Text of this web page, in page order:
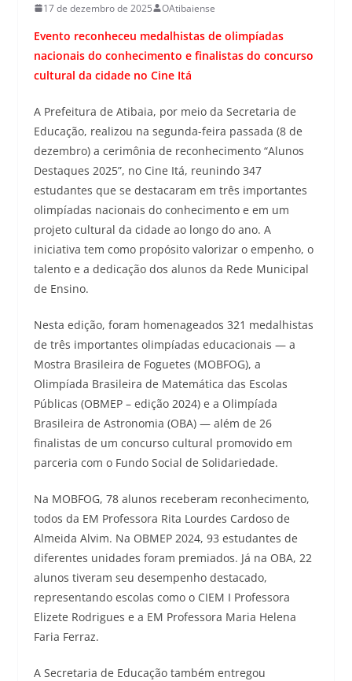
17 de dezembro de 2025 OAtibaiense
Evento reconheceu medalhistas de olimpíadas
nacionais do conhecimento e finalistas do concurso
cultural da cidade no Cine Itá
A Prefeitura de Atibaia, por meio da Secretaria de
Educação, realizou na segunda-feira passada (8 de
dezembro) a cerimônia de reconhecimento “Alunos
Destaques 2025”, no Cine Itá, reunindo 347
estudantes que se destacaram em três importantes
olimpíadas nacionais do conhecimento e em um
projeto cultural da cidade ao longo do ano. A
iniciativa tem como propósito valorizar o empenho, o
talento e a dedicação dos alunos da Rede Municipal
de Ensino.
Nesta edição, foram homenageados 321 medalhistas
de três importantes olimpíadas educacionais — a
Mostra Brasileira de Foguetes (MOBFOG), a
Olimpíada Brasileira de Matemática das Escolas
Públicas (OBMEP – edição 2024) e a Olimpíada
Brasileira de Astronomia (OBA) — além de 26
finalistas de um concurso cultural promovido em
parceria com o Fundo Social de Solidariedade.
Na MOBFOG, 78 alunos receberam reconhecimento,
todos da EM Professora Rita Lourdes Cardoso de
Almeida Alvim. Na OBMEP 2024, 93 estudantes de
diferentes unidades foram premiados. Já na OBA, 22
alunos tiveram seu desempenho destacado,
representando escolas como o CIEM I Professora
Elizete Rodrigues e a EM Professora Maria Helena
Faria Ferraz.
A Secretaria de Educação também entregou